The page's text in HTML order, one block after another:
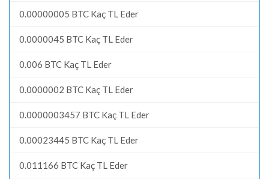
0.00000005 BTC Kaç TL Eder
0.0000045 BTC Kaç TL Eder
0.006 BTC Kaç TL Eder
0.0000002 BTC Kaç TL Eder
0.0000003457 BTC Kaç TL Eder
0.00023445 BTC Kaç TL Eder
0.011166 BTC Kaç TL Eder